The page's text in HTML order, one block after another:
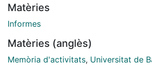
Matèries
Informes
Matèries (anglès)
Memòria d'activitats, Universitat de